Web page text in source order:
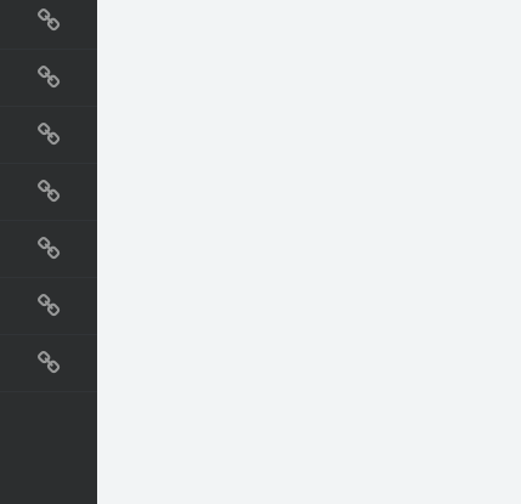
生活
直播
动漫
电影
教程
纪录片